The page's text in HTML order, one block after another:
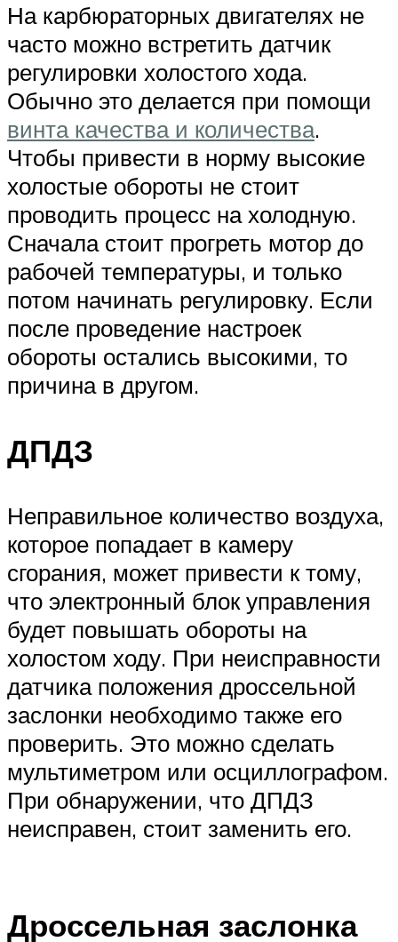
На карбюраторных двигателях не
часто можно встретить датчик
регулировки холостого хода.
Обычно это делается при помощи
винта качества и количества.
Чтобы привести в норму высокие
холостые обороты не стоит
проводить процесс на холодную.
Сначала стоит прогреть мотор до
рабочей температуры, и только
потом начинать регулировку. Если
после проведение настроек
обороты остались высокими, то
причина в другом.
ДПДЗ
Неправильное количество воздуха,
которое попадает в камеру
сгорания, может привести к тому,
что электронный блок управления
будет повышать обороты на
холостом ходу. При неисправности
датчика положения дроссельной
заслонки необходимо также его
проверить. Это можно сделать
мультиметром или осциллографом.
При обнаружении, что ДПДЗ
неисправен, стоит заменить его.
Дроссельная заслонка